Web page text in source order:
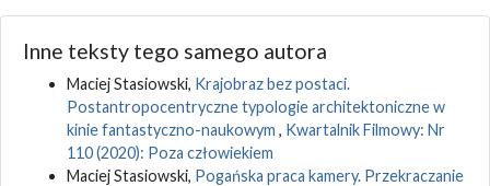
Inne teksty tego samego autora
Maciej Stasiowski, Krajobraz bez postaci.
Postantropocentryczne typologie architektoniczne w
kinie fantastyczno-naukowym , Kwartalnik Filmowy: Nr
110 (2020): Poza człowiekiem
Maciej Stasiowski, Pogańska praca kamery. Przekraczanie